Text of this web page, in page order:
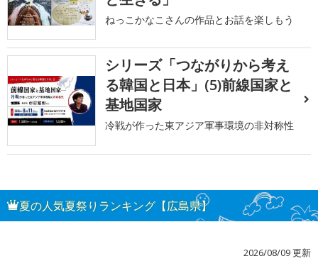
ねっこかなこさんの作品とお話を楽しもう
シリーズ「つながりから考え
る韓国と日本」(5)前線国家と
基地国家
冷戦が作った東アジア軍事環境の非対称性
夏の人気夏祭りランキング【広島県】
2026/08/09 更新